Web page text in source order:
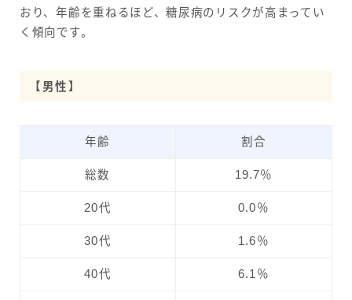
おり、年齢を重ねるほど、糖尿病のリスクが高まってい
く傾向です。
【男性】
年齢 割合
総数 19.7％
20代 0.0％
30代 1.6％
40代 6.1％